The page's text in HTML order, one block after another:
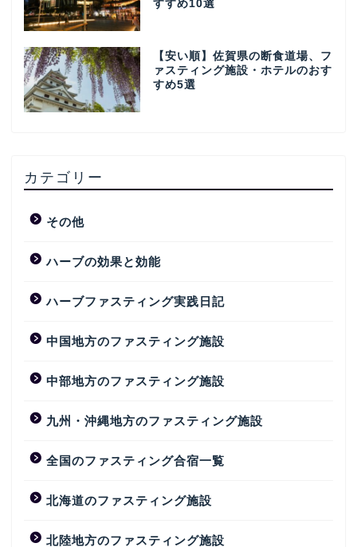
すすめ10選
【安い順】佐賀県の断食道場、フ
ァスティング施設・ホテルのおす
すめ5選
カテゴリー
その他
ハーブの効果と効能
ハーブファスティング実践日記
中国地方のファスティング施設
中部地方のファスティング施設
九州・沖縄地方のファスティング施設
全国のファスティング合宿一覧
北海道のファスティング施設
北陸地方のファスティング施設